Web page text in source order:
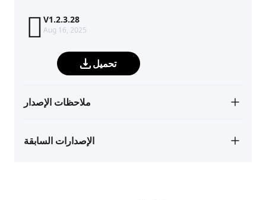
V1.2.3.28
Aug 16, 2025
تحميل
ملاحظات الإصدار
الإصدارات السابقة